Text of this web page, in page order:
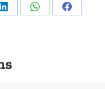
Share Share Share